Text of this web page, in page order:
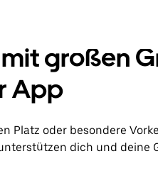
großen
App
Platz oder besondere
dich und deine